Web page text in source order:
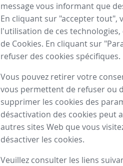
message vous informant que
En cliquant sur "accepter tout",
l'utilisation de ces
de Cookies. En cliquant sur
refuser des cookies spécifiques.
Vous pouvez retirer votre
vous permettent de refuser ou
supprimer les cookies des
désactivation des cookies peut
autres sites Web que vous
désactiver les cookies.
Veuillez consulter les liens